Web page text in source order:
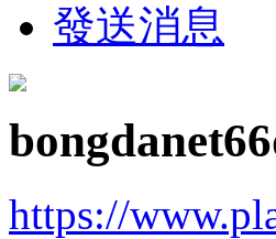
發送消息
https://